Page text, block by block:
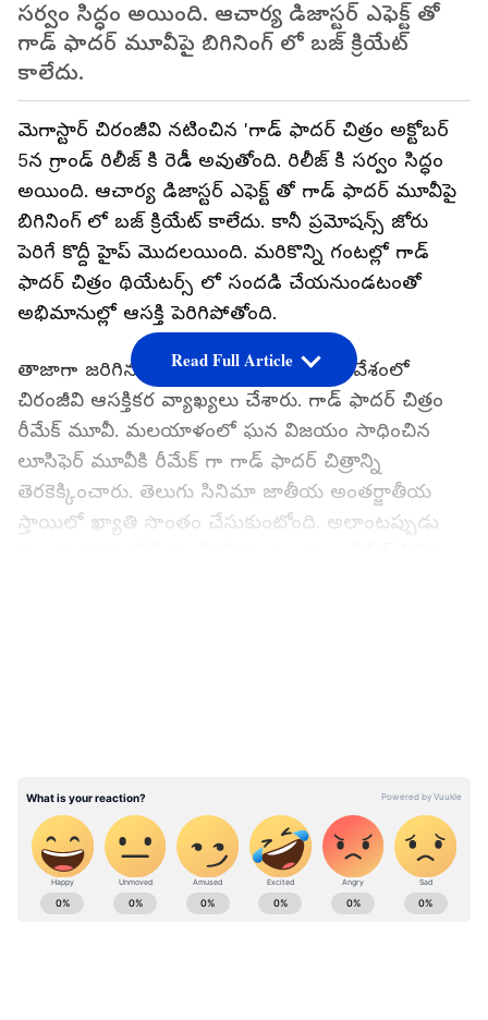
సర్వం సిద్ధం అయింది. ఆచార్య డిజాస్టర్ ఎఫెక్ట్ తో
గాడ్ ఫాదర్ మూవీపై బిగినింగ్ లో బజ్ క్రియేట్
కాలేదు.
మెగాస్టార్ చిరంజీవి నటించిన 'గాడ్ ఫాదర్ చిత్రం అక్టోబర్
5న గ్రాండ్ రిలీజ్ కి రెడీ అవుతోంది. రిలీజ్ కి సర్వం సిద్ధం
అయింది. ఆచార్య డిజాస్టర్ ఎఫెక్ట్ తో గాడ్ ఫాదర్ మూవీపై
బిగినింగ్ లో బజ్ క్రియేట్ కాలేదు. కానీ ప్రమోషన్స్ జోరు
పెరిగే కొద్దీ హైప్ మొదలయింది. మరికొన్ని గంటల్లో గాడ్
ఫాదర్ చిత్రం థియేటర్స్ లో సందడి చేయనుండటంతో
అభిమానుల్లో ఆసక్తి పెరిగిపోతోంది.
తాజాగా జరిగిన గాడ్ ఫాదర్ మీడియా సమావేశంలో
చిరంజీవి ఆసక్తికర వ్యాఖ్యలు చేశారు. గాడ్ ఫాదర్ చిత్రం
రీమేక్ మూవీ. మలయాళంలో ఘన విజయం సాధించిన
లూసిఫెర్ మూవీకి రీమేక్ గా గాడ్ ఫాదర్ చిత్రాన్ని
తెరకెక్కించారు. తెలుగు సినిమా జాతీయ అంతర్జాతీయ
స్తాయిలో ఖ్యాతి సొంతం చేసుకుంటోంది. అలాంటప్పుడు
పర్వాలేదు.. నేను నిలబడగలను. నా హిస్టరీ చూసుకోండి.
నేను చేసిన రీమేక్ చిత్రాలు నాకు ఎంతో పేరు తెచ్చిపెట్టాయి
అని చిరంజీవి అన్నారు.
Read Full Article
ABOUT THE AUTHOR